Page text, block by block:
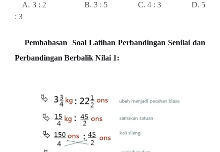
A. 3 : 2 B. 3 : 5 C. 4 : 3 D. 5
: 3
Pembahasan Soal Latihan Perbandingan Senilai dan
Perbandingan Berbalik Nilai 1: